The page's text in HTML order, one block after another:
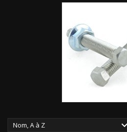
Nom, A à Z 